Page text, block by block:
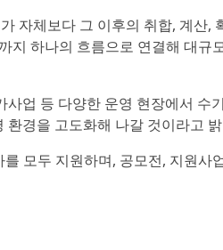
자체보다 그 이후의 취합, 계산,
지 하나의 흐름으로 연결해 대
업 등 다양한 운영 현장에서 수
경을 고도화해 나갈 것이라고
모두 지원하며, 공모전, 지원사